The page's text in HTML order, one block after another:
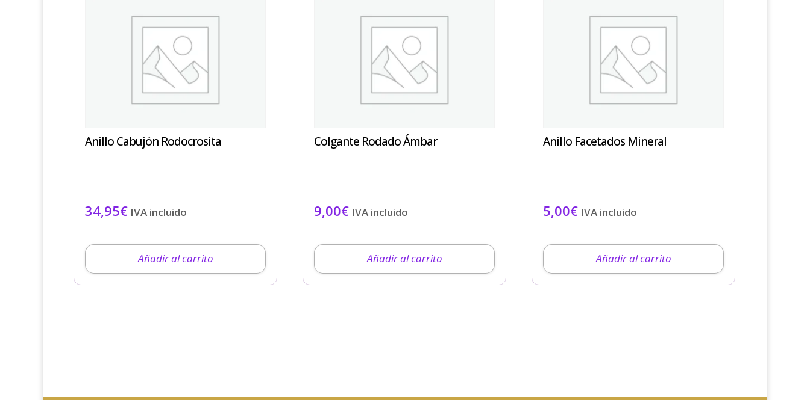
Anillo Cabujón Rodocrosita
34,95€ IVA incluido
Añadir al carrito
Colgante Rodado Ámbar
9,00€ IVA incluido
Añadir al carrito
Anillo Facetados Mineral
5,00€ IVA incluido
Añadir al carrito